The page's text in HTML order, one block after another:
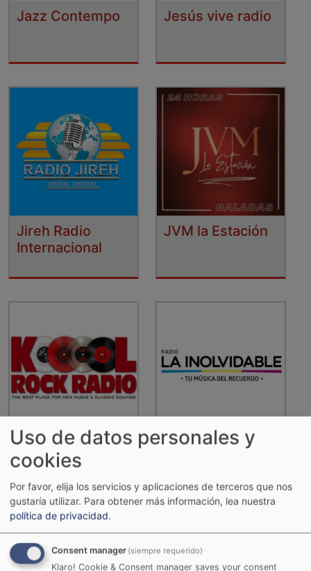
Jazz Contempo Jesús vive radio
Jireh Radio
Internacional
JVM la Estación
Kool Rock Radio La Inolvidable
Uso de datos personales y
cookies
Por favor, elija los servicios y aplicaciones de terceros que nos
gustaría utilizar. Para obtener más información, lea nuestra
política de privacidad.
Consent manager (siempre requerido)
Klaro! Cookie & Consent manager saves your consent